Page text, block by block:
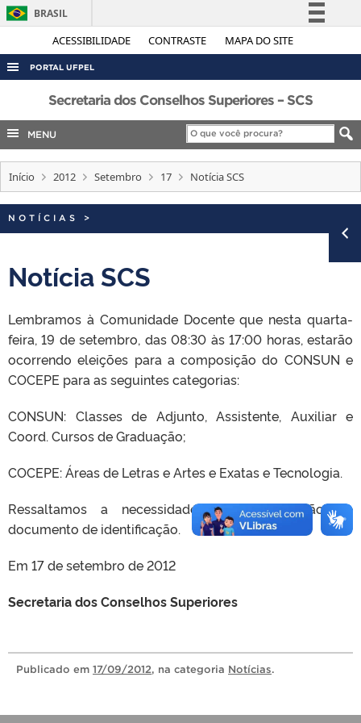
ACESSIBILIDADE CONTRASTE MAPA DO SITE
BRASIL
Simplifique!
Acesso à informação
Legislação
Canais
PORTAL UFPEL
ACESSO À INFORMAÇÃO
AUDITORIA
COBALTO
CONCURSOS
EDITAIS
INTERNACIONAL
PORTARIAS
TELEFONES
Secretaria dos Conselhos Superiores – SCS
MENU
Início 2012 Setembro 17 Notícia SCS
NOTÍCIAS >
Notícia SCS
Lembramos à Comunidade Docente que nesta quarta-
feira, 19 de setembro, das 08:30 às 17:00 horas, estarão
ocorrendo eleições para a composição do CONSUN e
COCEPE para as seguintes categorias:
CONSUN: Classes de Adjunto, Assistente, Auxiliar e
Coord. Cursos de Graduação;
COCEPE: Áreas de Letras e Artes e Exatas e Tecnologia.
Ressaltamos a necessidade de apresentação de
documento de identificação.
Em 17 de setembro de 2012
Secretaria dos Conselhos Superiores
Publicado em 17/09/2012, na categoria Notícias.